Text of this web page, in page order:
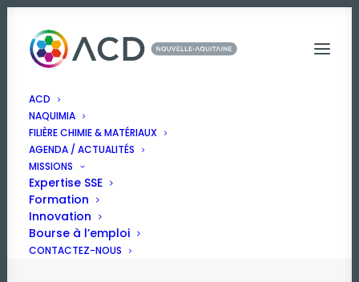
ACD
NAQUIMIA
FILIÈRE CHIMIE & MATÉRIAUX
AGENDA / ACTUALITÉS
MISSIONS
Expertise SSE
Formation
Innovation
Bourse à l’emploi
CONTACTEZ-NOUS
Journée industrielle à
l'Institut CBMN
26 juillet 2024